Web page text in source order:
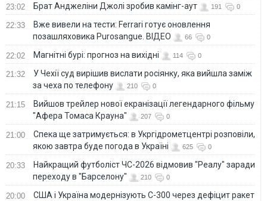
23:02 Брат Анджеліни Джолі зробив камінг-аут 191 0
22:33
Вже вивели на тести: Ferrari готує оновлення
позашляховика Purosangue. ВІДЕО
66 0
22:02 Магнітні бурі: прогноз на вихідні 114 0
21:32
У Чехії суд вирішив вислати росіянку, яка вийшла заміж
за чеха по телефону
210 0
21:15
Вийшов трейлер нової екранізації легендарного фільму
"Афера Томаса Крауна"
207 0
21:00
Спека ще затримується: в Укргідрометцентрі розповіли,
якою завтра буде погода в Україні
625 0
20:33
Найкращий футболіст ЧС-2026 відмовив "Реалу" заради
переходу в "Барселону"
210 0
20:00
США і Україна модернізують С-300 через дефіцит ракет